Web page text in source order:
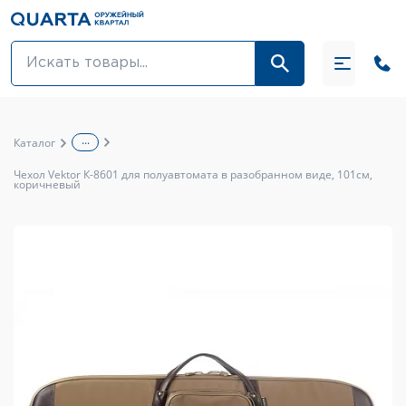
Оптовикам
Обувь
Каталог ...
Чехол Vektor К-8601 для полуавтомата в разобранном виде, 101см,
коричневый